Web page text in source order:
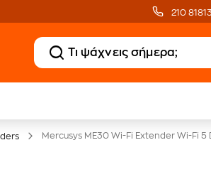
210
Mercusys ME30 Wi-Fi Extender Wi-Fi 5